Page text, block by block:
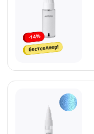
-14%
бестселлер!